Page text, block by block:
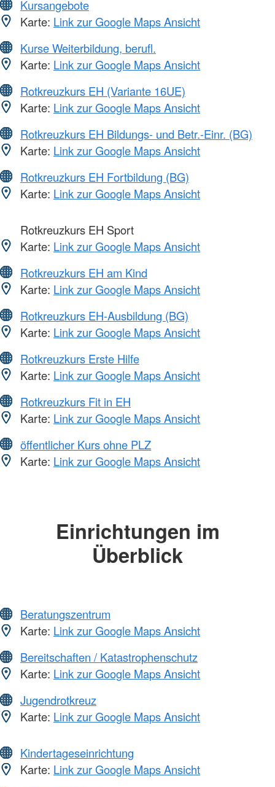
Kursangebote
Karte: Link zur Google Maps Ansicht
Kurse Weiterbildung, berufl.
Karte: Link zur Google Maps Ansicht
Rotkreuzkurs EH (Variante 16UE)
Karte: Link zur Google Maps Ansicht
Rotkreuzkurs EH Bildungs- und Betr.-Einr. (BG)
Karte: Link zur Google Maps Ansicht
Rotkreuzkurs EH Fortbildung (BG)
Karte: Link zur Google Maps Ansicht
Rotkreuzkurs EH Sport
Karte: Link zur Google Maps Ansicht
Rotkreuzkurs EH am Kind
Karte: Link zur Google Maps Ansicht
Rotkreuzkurs EH-Ausbildung (BG)
Karte: Link zur Google Maps Ansicht
Rotkreuzkurs Erste Hilfe
Karte: Link zur Google Maps Ansicht
Rotkreuzkurs Fit in EH
Karte: Link zur Google Maps Ansicht
öffentlicher Kurs ohne PLZ
Karte: Link zur Google Maps Ansicht
Einrichtungen im
Überblick
Beratungszentrum
Karte: Link zur Google Maps Ansicht
Bereitschaften / Katastrophenschutz
Karte: Link zur Google Maps Ansicht
Jugendrotkreuz
Karte: Link zur Google Maps Ansicht
Kindertageseinrichtung
Karte: Link zur Google Maps Ansicht